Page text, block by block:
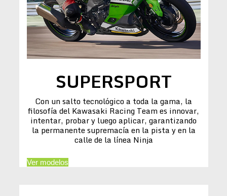
SUPERSPORT
Con un salto tecnológico a toda la gama, la
filosofía del Kawasaki Racing Team es innovar,
intentar, probar y luego aplicar, garantizando
la permanente supremacía en la pista y en la
calle de la línea Ninja
Ver modelos